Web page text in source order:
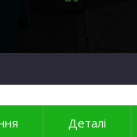
Деталі